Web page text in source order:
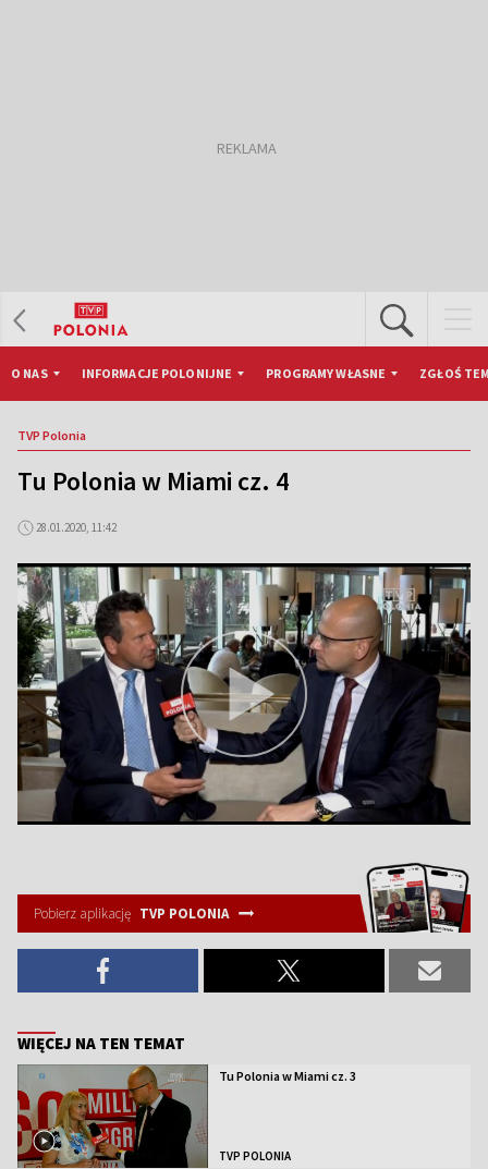
O NAS INFORMACJE POLONIJNE PROGRAMY WŁASNE ZGŁOŚ
TVP Polonia
Tu Polonia w Miami cz. 4
28.01.2020, 11:42
Pobierz aplikację TVP POLONIA
WIĘCEJ NA TEN TEMAT
Tu Polonia w Miami cz. 3
TVP POLONIA